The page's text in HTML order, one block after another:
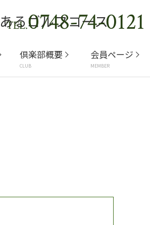
TEL.0748-74-0121
倶楽部概要
CLUB
会員ページ
MEMBER